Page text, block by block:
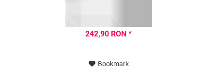
242,90 RON *
Bookmark